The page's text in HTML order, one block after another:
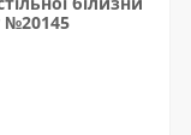
№20145